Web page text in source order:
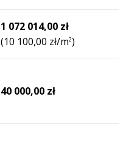
1 072 014,00 zł
(10 100,00 zł/m2)
40 000,00 zł